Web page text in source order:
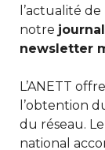
l’actualité
notre
newsletter
L’ANETT
l’obtention
du réseau.
national